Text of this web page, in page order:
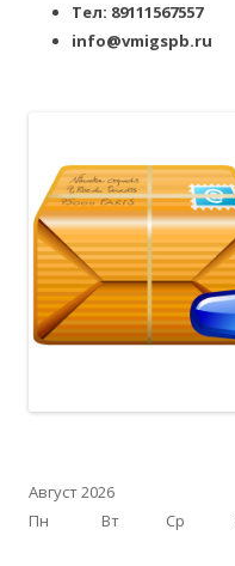
Тел: 89111567557
info@vmigspb.ru
Август 2026
Пн
Вт Ср